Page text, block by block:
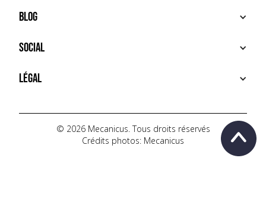
SERVICES PREMIUM
À PROPOS
HOUSE MECANICUS
CONTACT
Blog
NEWS
VIDÉOS
AUTOPÉDIA
Social
INSTAGRAM
TIKTOK
YOUTUBE
Légal
POLITIQUE DE CONFIDENTIALITÉ
© 2026 Mecanicus. Tous droits réservés
Crédits photos: Mecanicus